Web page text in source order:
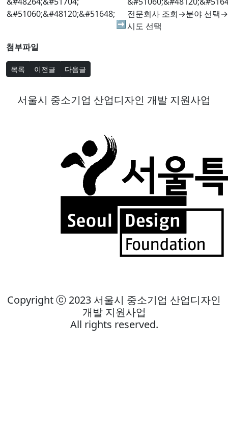
​➡
전문회사 조회→분야 선택→
시도 선택
첨부파일
목록 이전글 다음글
서울시 중소기업 산업디자인 개발 지원사업
Copyright ⓒ 2023 서울시 중소기업 산업디자인
개발 지원사업
All rights reserved.